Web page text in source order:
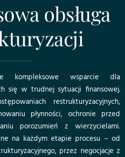
obsługa
kompleksowe wsparcie dla
się w trudnej sytuacji finansowej.
restrukturyzacyjnych,
płynności, ochronie przed
porozumień z wierzycielami.
na każdym etapie procesu – od
przez negocjacje z